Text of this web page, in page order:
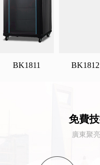
BK1811 BK1812
免費
廣東聚